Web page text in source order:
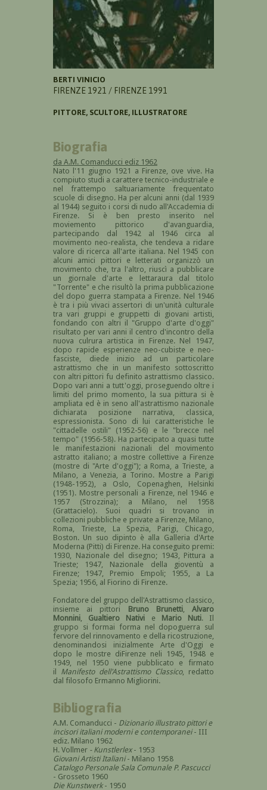
BERTI VINICIO
FIRENZE 1921 / FIRENZE 1991
PITTORE, SCULTORE, ILLUSTRATORE
Biografia
da A.M. Comanducci ediz 1962
Nato l'11 giugno 1921 a Firenze, ove vive. Ha
compiuto studi a carattere tecnico-industriale e
nel frattempo saltuariamente frequentato
scuole di disegno. Ha per alcuni anni (dal 1939
al 1944) seguito i corsi di nudo all'Accademia di
Firenze. Si è ben presto inserito nel
moviemento pittorico d'avanguardia,
partecipando dal 1942 al 1946 circa al
movimento neo-realista, che tendeva a ridare
valore di ricerca all'arte italiana. Nel 1945 con
alcuni amici pittori e letterati organizzò un
movimento che, tra l'altro, riuscì a pubblicare
un giornale d'arte e lettaraura dal titolo
"Torrente" e che risultò la prima pubblicazione
del dopo guerra stampata a Firenze. Nel 1946
è tra i più vivaci assertori di un'unità culturale
tra vari gruppi e gruppetti di giovani artisti,
fondando con altri il "Gruppo d'arte d'oggi"
risultato per vari anni il centro d'incontro della
nuova culrura artistica in Firenze. Nel 1947,
dopo rapide esperienze neo-cubiste e neo-
fasciste, diede inizio ad un particolare
astrattismo che in un manifesto sottoscritto
con altri pittori fu definito astrattismo classico.
Dopo vari anni a tutt'oggi, proseguendo oltre i
limiti del primo momento, la sua pittura si è
ampliata ed è in seno all'astrattismo nazionale
dichiarata posizione narrativa, classica,
espressionista. Sono di lui caratteristiche le
"cittadelle ostili" (1952-56) e le "brecce nel
tempo" (1956-58). Ha partecipato a quasi tutte
le manifestazioni nazionali del movimento
astratto italiano; a mostre collettive a Firenze
(mostre di "Arte d'oggi"); a Roma, a Trieste, a
Milano, a Venezia, a Torino. Mostre a Parigi
(1948-1952), a Oslo, Copenaghen, Helsinki
(1951). Mostre personali a Firenze, nel 1946 e
1957 (Strozzina); a Milano, nel 1958
(Grattacielo). Suoi quadri si trovano in
collezioni pubbliche e private a Firenze, Milano,
Roma, Trieste, La Spezia, Parigi, Chicago,
Boston. Un suo dipinto è alla Galleria d'Arte
Moderna (Pitti) di Firenze. Ha conseguito premi:
1930, Nazionale del disegno; 1943, Pittura a
Trieste; 1947, Nazionale della gioventù a
Firenze; 1947, Premio Empoli; 1955, a La
Spezia; 1956, al Fiorino di Firenze.
Fondatore del gruppo dell'Astrattismo classico,
insieme ai pittori Bruno Brunetti,Alvaro
Monnini, Gualtiero Nativi e Mario Nuti. Il
gruppo si formai forma nel dopoguerra sul
fervore del rinnovamento e della ricostruzione,
denominandosi inizialmente Arte d'Oggi e
dopo le mostre diFirenze neli 1945, 1948 e
1949, nel 1950 viene pubblicato e firmato
il Manifesto dell'Astrattismo Classico, redatto
dal filosofo Ermanno Migliorini.
Bibliografia
A.M. Comanducci - Dizionario illustrato pittori e
incisori italiani moderni e contemporanei- III
ediz. Milano 1962
H. Vollmer - Kunstlerlex- 1953
Giovani Artisti Italiani- Milano 1958
Catalogo Personale Sala Comunale P. Pascucci
- Grosseto 1960
Die Kunstwerk- 1950